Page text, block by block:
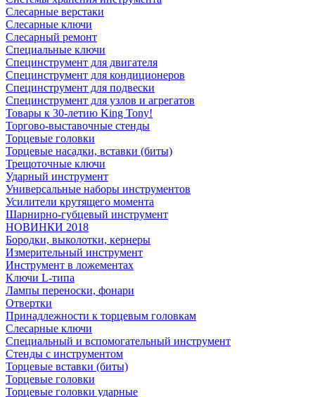
Слесарные верстаки
Слесарные ключи
Слесарный ремонт
Специальные ключи
Специнструмент для двигателя
Специнструмент для кондиционеров
Специнструмент для подвески
Специнструмент для узлов и агрегатов
Товары к 30-летию King Tony!
Торгово-выставочные стенды
Торцевые головки
Торцевые насадки, вставки (биты)
Трещоточные ключи
Ударный инструмент
Универсальные наборы инструментов
Усилители крутящего момента
Шарнирно-губцевый инструмент
НОВИНКИ 2018
Бородки, выколотки, кернеры
Измерительный инструмент
Инструмент в ложементах
Ключи L-типа
Лампы переноски, фонари
Отвертки
Принадлежности к торцевым головкам
Слесарные ключи
Специальный и вспомогательный инструмент
Стенды с инструментом
Торцевые вставки (биты)
Торцевые головки
Торцевые головки ударные